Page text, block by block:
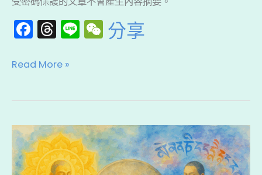
F
c
b
o
o
k
T
e
d
s
Li W
e
a
t
分享
內
容:
動
王
專
修
儀
Read More »
【長
咒
與